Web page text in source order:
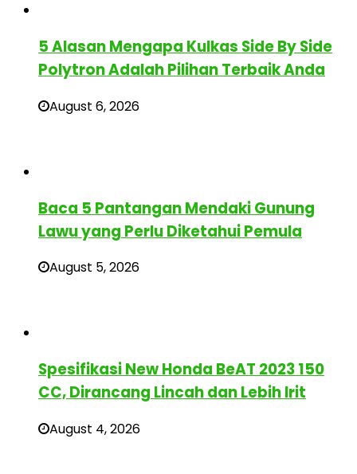
5 Alasan Mengapa Kulkas Side By Side
Polytron Adalah Pilihan Terbaik Anda
August 6, 2026
Baca 5 Pantangan Mendaki Gunung
Lawu yang Perlu Diketahui Pemula
August 5, 2026
Spesifikasi New Honda BeAT 2023 150
CC, Dirancang Lincah dan Lebih Irit
August 4, 2026